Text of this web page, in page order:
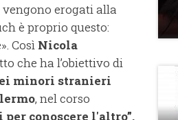
erogati alla
è proprio questo:
Così Nicola
che ha l’obiettivo di
minori stranieri
, nel corso
conoscere l'altro”.